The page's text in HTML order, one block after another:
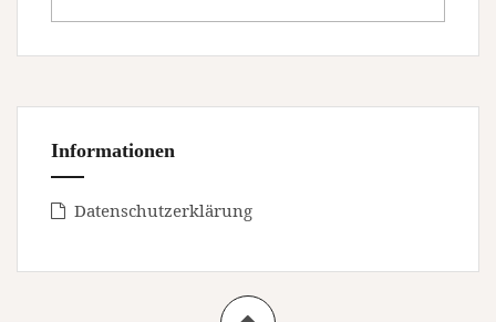
Informationen
Datenschutzerklärung